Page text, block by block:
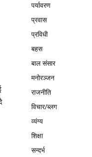
पर्यावरण
प्रवास
प्रविधी
बहस
बाल संसार
मनोरञ्जन
राजनीति
विचार/ब्लग
व्यंग्य
शिक्षा
सन्दर्भ